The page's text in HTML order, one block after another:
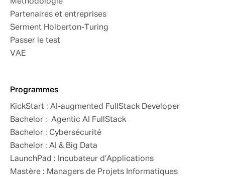
Méthodologie
Partenaires et entreprises
Serment Holberton-Turing
Passer le test
VAE
Programmes
KickStart : AI-augmented FullStack Developer
Bachelor : Agentic AI FullStack
Bachelor : Cybersécurité
Bachelor : AI & Big Data
LaunchPad : Incubateur d’Applications
Mastère : Managers de Projets Informatiques